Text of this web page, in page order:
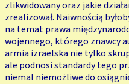
zlikwidowany oraz jakie
zrealizował. Naiwnością
na temat prawa
wojennego, którego znawcy
armia izraelska nie tylko
ale podnosi standardy tego
niemal niemożliwe do